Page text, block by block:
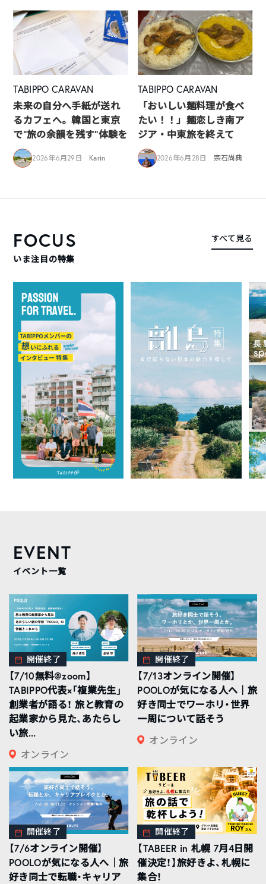
TABIPPO CARAVAN
未来の自分へ手紙が送れ
るカフェへ。韓国と東京
で“旅の余韻を残す”体験を
2026年6月29日 Karin
TABIPPO CARAVAN
「おいしい麺料理が食べ
たい！！」麺恋しき南ア
ジア・中東旅を終えて
2026年6月28日 宗石尚典
FOCUS
いま注目の特集
すべて見る
EVENT
イベント一覧
開催終了
【7/10無料@zoom】
TABIPPO代表×「複業先生」
創業者が語る！ 旅と教育の
起業家から見た、あたらし
い旅...
オンライン
開催終了
【7/13オンライン開催】
POOLOが気になる人へ｜旅
好き同士でワーホリ・世界
一周について話そう
オンライン
開催終了
【7/6オンライン開催】
POOLOが気になる人へ｜旅
好き同士で転職・キャリア
開催終了
【TABEER in 札幌 7月4日開
催決定！】旅好きよ、札幌に
集合！